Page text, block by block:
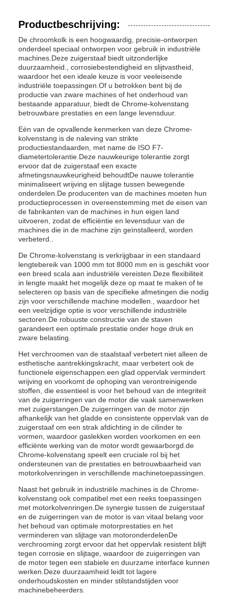
Productbeschrijving:
De chroomkolk is een hoogwaardig, precisie-ontworpen
onderdeel speciaal ontworpen voor gebruik in industriële
machines.Deze zuigerstaaf biedt uitzonderlijke
duurzaamheid., corrosiebestendigheid en slijtvastheid,
waardoor het een ideale keuze is voor veeleisende
industriële toepassingen.Of u betrokken bent bij de
productie van zware machines of het onderhoud van
bestaande apparatuur, biedt de Chrome-kolvenstang
betrouwbare prestaties en een lange levensduur.
Eén van de opvallende kenmerken van deze Chrome-
kolvenstang is de naleving van strikte
productiestandaarden, met name de ISO F7-
diametertolerantie.Deze nauwkeurige tolerantie zorgt
ervoor dat de zuigerstaaf een exacte
afmetingsnauwkeurigheid behoudtDe nauwe tolerantie
minimaliseert wrijving en slijtage tussen bewegende
onderdelen.De producenten van de machines moeten hun
productieprocessen in overeenstemming met de eisen van
de fabrikanten van de machines in hun eigen land
uitvoeren, zodat de efficiëntie en levensduur van de
machines die in de machine zijn geïnstalleerd, worden
verbeterd..
De Chrome-kolvenstang is verkrijgbaar in een standaard
lengtebereik van 1000 mm tot 8000 mm en is geschikt voor
een breed scala aan industriële vereisten.Deze flexibiliteit
in lengte maakt het mogelijk deze op maat te maken of te
selecteren op basis van de specifieke afmetingen die nodig
zijn voor verschillende machine modellen., waardoor het
een veelzijdige optie is voor verschillende industriële
sectoren.De robuuste constructie van de staven
garandeert een optimale prestatie onder hoge druk en
zware belasting.
Het verchroomen van de staalstaaf verbetert niet alleen de
esthetische aantrekkingskracht, maar verbetert ook de
functionele eigenschappen.een glad oppervlak vermindert
wrijving en voorkomt de ophoping van verontreinigende
stoffen, die essentieel is voor het behoud van de integriteit
van de zuigerringen van de motor die vaak samenwerken
met zuigerstangen.De zuigerringen van de motor zijn
afhankelijk van het gladde en consistente oppervlak van de
zuigerstaaf om een strak afdichting in de cilinder te
vormen, waardoor gaslekken worden voorkomen en een
efficiënte werking van de motor wordt gewaarborgd.de
Chrome-kolvenstang speelt een cruciale rol bij het
ondersteunen van de prestaties en betrouwbaarheid van
motorkolvenringen in verschillende machinetoepassingen.
Naast het gebruik in industriële machines is de Chrome-
kolvenstang ook compatibel met een reeks toepassingen
met motorkolvenringen.De synergie tussen de zuigerstaaf
en de zuigerringen van de motor is van vitaal belang voor
het behoud van optimale motorprestaties en het
verminderen van slijtage van motoronderdelenDe
verchrooming zorgt ervoor dat het oppervlak resistent blijft
tegen corrosie en slijtage, waardoor de zuigerringen van
de motor tegen een stabiele en duurzame interface kunnen
werken.Deze duurzaamheid leidt tot lagere
onderhoudskosten en minder stilstandstijden voor
machinebeheerders.